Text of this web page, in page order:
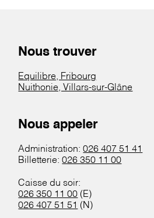
Nous trouver
Equilibre, Fribourg
Nuithonie, Villars-sur-Glâne
Nous appeler
Administration:026 407 51 41
Billetterie:026 350 11 00
Caisse du soir:
026 350 11 00 (E)
026 407 51 51 (N)